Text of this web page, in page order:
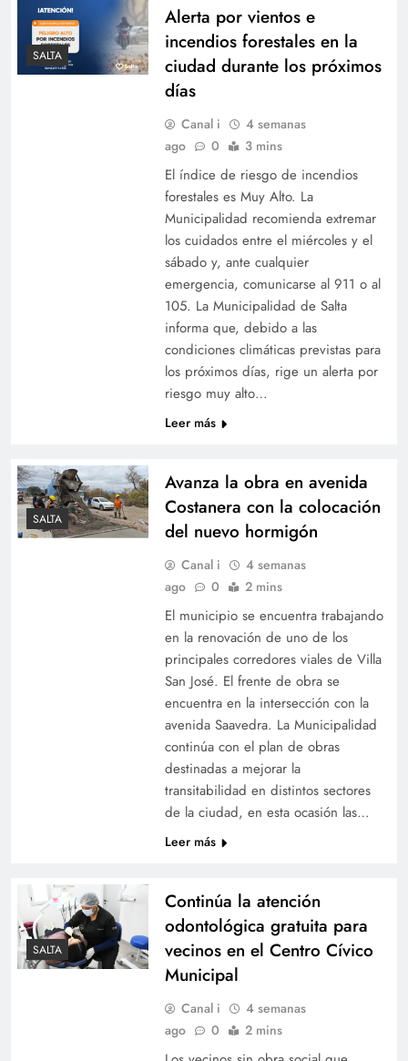
SALTA
Alerta por vientos e
incendios forestales en la
ciudad durante los próximos
días
Canal i
4 semanas
ago
0 3 mins
El índice de riesgo de incendios
forestales es Muy Alto. La
Municipalidad recomienda extremar
los cuidados entre el miércoles y el
sábado y, ante cualquier
emergencia, comunicarse al 911 o al
105. La Municipalidad de Salta
informa que, debido a las
condiciones climáticas previstas para
los próximos días, rige un alerta por
riesgo muy alto…
Leer más
SALTA
Avanza la obra en avenida
Costanera con la colocación
del nuevo hormigón
Canal i
4 semanas
ago
0 2 mins
El municipio se encuentra trabajando
en la renovación de uno de los
principales corredores viales de Villa
San José. El frente de obra se
encuentra en la intersección con la
avenida Saavedra. La Municipalidad
continúa con el plan de obras
destinadas a mejorar la
transitabilidad en distintos sectores
de la ciudad, en esta ocasión las…
Leer más
SALTA
Continúa la atención
odontológica gratuita para
vecinos en el Centro Cívico
Municipal
Canal i
4 semanas
ago
0 2 mins